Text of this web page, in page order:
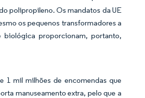
polipropileno. Os mandatos da UE
os pequenos transformadores a
proporcionam, portanto,
1 mil milhões de encomendas que
manuseamento extra, pelo que a